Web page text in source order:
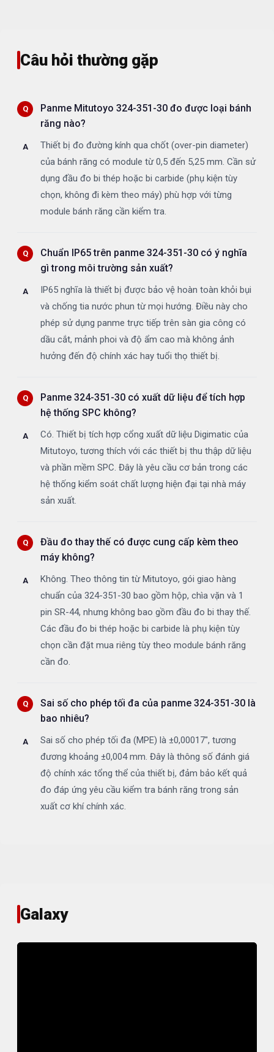
Câu hỏi thường gặp
Panme Mitutoyo 324-351-30 đo được loại bánh
răng nào?
Thiết bị đo đường kính qua chốt (over-pin diameter)
của bánh răng có module từ 0,5 đến 5,25 mm. Cần sử
dụng đầu đo bi thép hoặc bi carbide (phụ kiện tùy
chọn, không đi kèm theo máy) phù hợp với từng
module bánh răng cần kiểm tra.
Chuẩn IP65 trên panme 324-351-30 có ý nghĩa
gì trong môi trường sản xuất?
IP65 nghĩa là thiết bị được bảo vệ hoàn toàn khỏi bụi
và chống tia nước phun từ mọi hướng. Điều này cho
phép sử dụng panme trực tiếp trên sàn gia công có
dầu cắt, mảnh phoi và độ ẩm cao mà không ảnh
hưởng đến độ chính xác hay tuổi thọ thiết bị.
Panme 324-351-30 có xuất dữ liệu để tích hợp
hệ thống SPC không?
Có. Thiết bị tích hợp cổng xuất dữ liệu Digimatic của
Mitutoyo, tương thích với các thiết bị thu thập dữ liệu
và phần mềm SPC. Đây là yêu cầu cơ bản trong các
hệ thống kiểm soát chất lượng hiện đại tại nhà máy
sản xuất.
Đầu đo thay thế có được cung cấp kèm theo
máy không?
Không. Theo thông tin từ Mitutoyo, gói giao hàng
chuẩn của 324-351-30 bao gồm hộp, chìa vặn và 1
pin SR-44, nhưng không bao gồm đầu đo bi thay thế.
Các đầu đo bi thép hoặc bi carbide là phụ kiện tùy
chọn cần đặt mua riêng tùy theo module bánh răng
cần đo.
Sai số cho phép tối đa của panme 324-351-30 là
bao nhiêu?
Sai số cho phép tối đa (MPE) là ±0,00017", tương
đương khoảng ±0,004 mm. Đây là thông số đánh giá
độ chính xác tổng thể của thiết bị, đảm bảo kết quả
đo đáp ứng yêu cầu kiểm tra bánh răng trong sản
xuất cơ khí chính xác.
Galaxy